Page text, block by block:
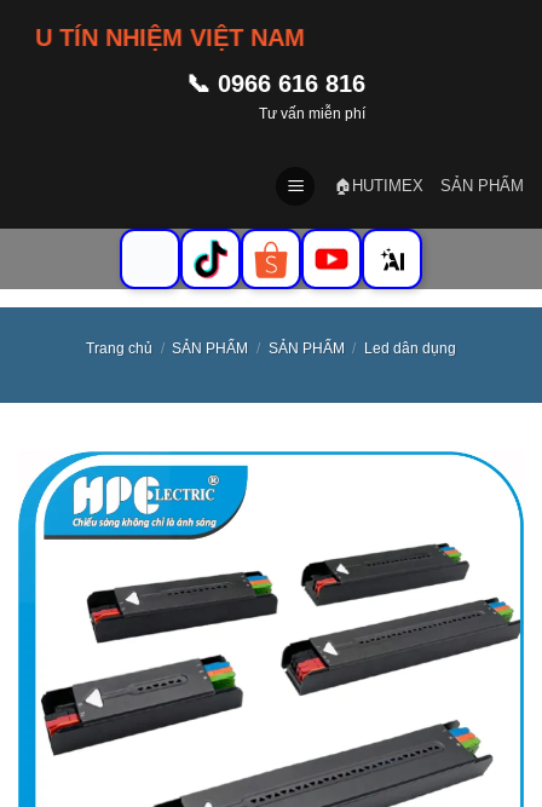
TÍN NHIỆM VIỆT NAM
📞 0966 616 816
Tư vấn miễn phí
🏠HUTIMEX SẢN PHẨM
Trang chủ / SẢN PHẨM / SẢN PHẨM / Led dân dụng